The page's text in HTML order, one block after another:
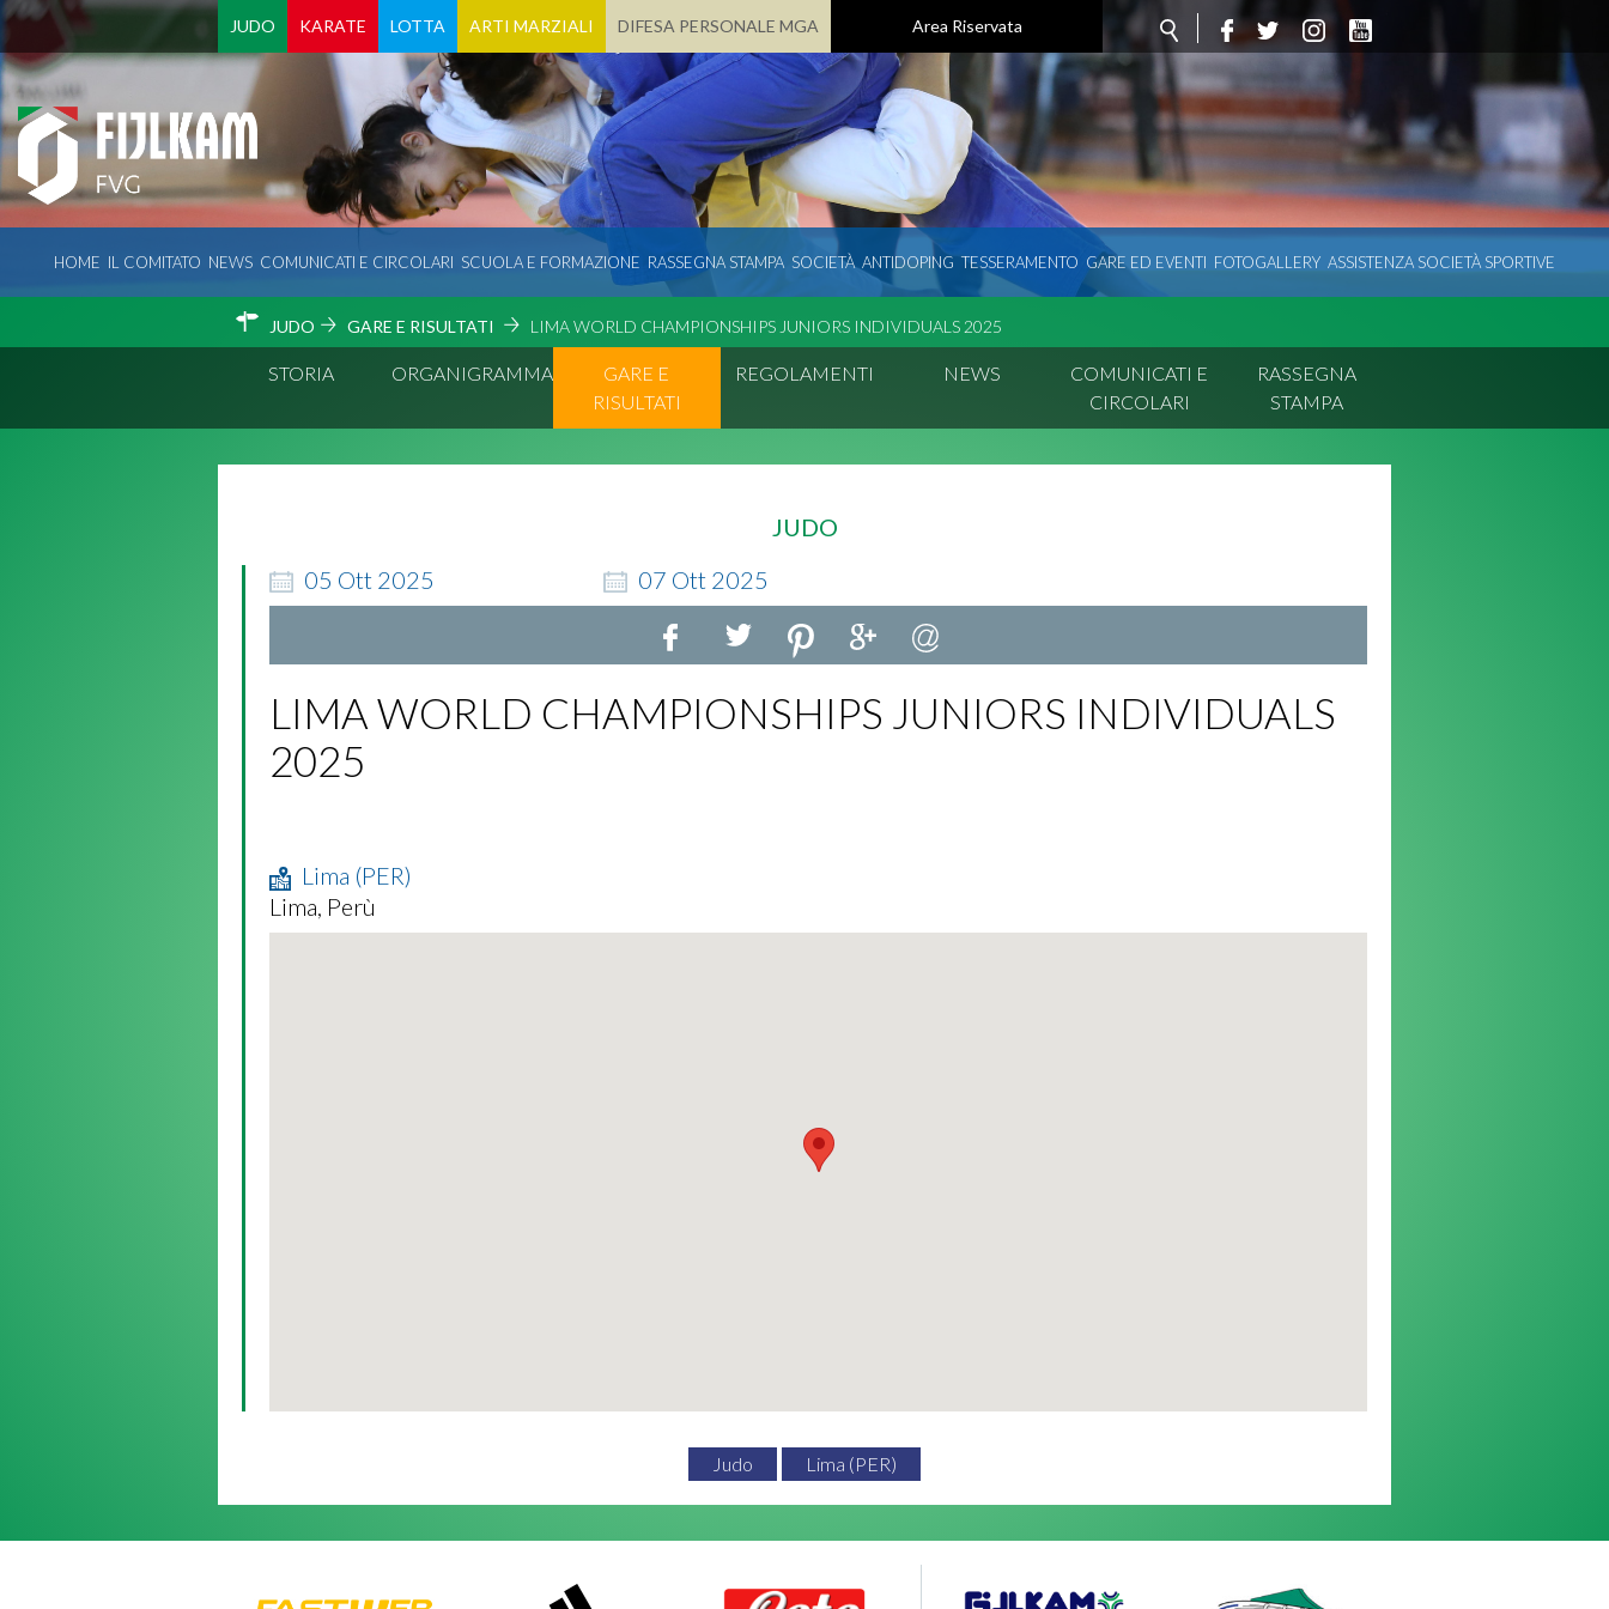
JUDO KARATE LOTTA ARTI MARZIALI DIFESA PERSONALE MGA Area Riservata
HOME IL COMITATO NEWS COMUNICATI E CIRCOLARI SCUOLA E FORMAZIONE RASSEGNA STAMPA SOCIETÀ ANTIDOPING TESSERAMENTO GARE ED EVENTI FOTOGALLERY ASSISTENZA SOCIETÀ SPORTIVE
JUDO GARE E RISULTATI LIMA WORLD CHAMPIONSHIPS JUNIORS INDIVIDUALS 2025
STORIA ORGANIGRAMMA
GARE E
RISULTATI
REGOLAMENTI NEWS
COMUNICATI E
CIRCOLARI
RASSEGNA
STAMPA
JUDO
05 Ott 2025 07 Ott 2025
LIMA WORLD CHAMPIONSHIPS JUNIORS INDIVIDUALS
2025
Lima (PER)
Lima, Perù
Judo Lima (PER)